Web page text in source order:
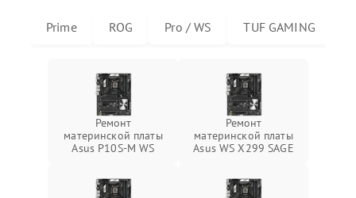
Prime ROG Pro / WS TUF GAMING
Ремонт
материнской платы
Asus P10S-M WS
Ремонт
материнской платы
Asus WS X299 SAGE